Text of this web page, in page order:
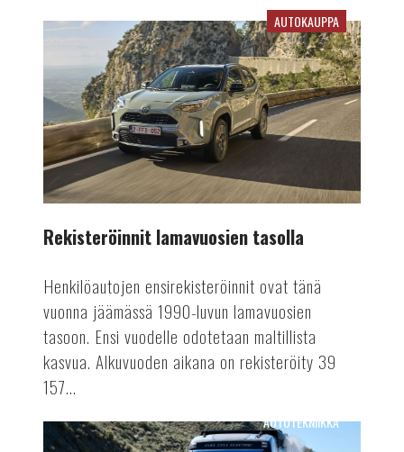
Rekisteröinnit
lamavuosien
tasolla
AUTOKAUPPA
Rekisteröinnit lamavuosien tasolla
Henkilöautojen ensirekisteröinnit ovat tänä
vuonna jäämässä 1990-luvun lamavuosien
tasoon. Ensi vuodelle odotetaan maltillista
kasvua. Alkuvuoden aikana on rekisteröity 39
157...
Vetyä
AUTOTEKNIIKKA